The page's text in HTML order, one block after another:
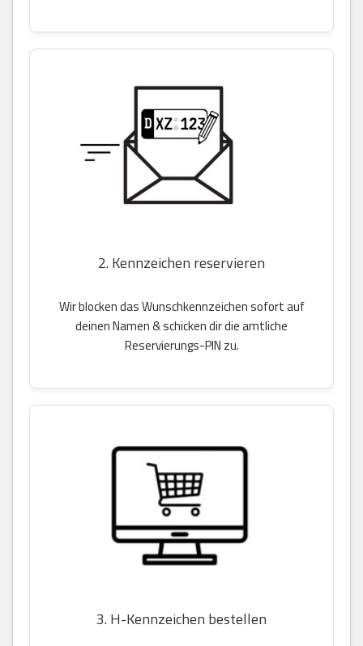
2. Kennzeichen reservieren
Wir blocken das Wunschkennzeichen sofort auf
deinen Namen & schicken dir die amtliche
Reservierungs-PIN zu.
3. H-Kennzeichen bestellen